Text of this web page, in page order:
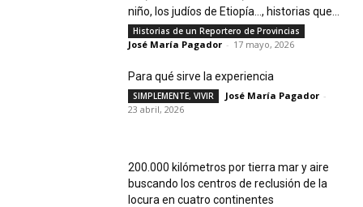
niño, los judíos de Etiopía…, historias que...
Historias de un Reportero de Provincias
José María Pagador - 17 mayo, 2026
Para qué sirve la experiencia
SIMPLEMENTE, VIVIR José María Pagador -
23 abril, 2026
200.000 kilómetros por tierra mar y aire
buscando los centros de reclusión de la
locura en cuatro continentes